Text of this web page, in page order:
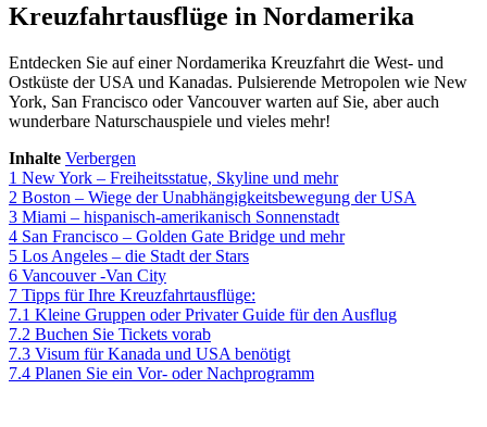
Kreuzfahrtausflüge in Nordamerika
Entdecken Sie auf einer Nordamerika Kreuzfahrt die West- und
Ostküste der USA und Kanadas. Pulsierende Metropolen wie New
York, San Francisco oder Vancouver warten auf Sie, aber auch
wunderbare Naturschauspiele und vieles mehr!
Inhalte Verbergen
1 New York – Freiheitsstatue, Skyline und mehr
2 Boston – Wiege der Unabhängigkeitsbewegung der USA
3 Miami – hispanisch-amerikanisch Sonnenstadt
4 San Francisco – Golden Gate Bridge und mehr
5 Los Angeles – die Stadt der Stars
6 Vancouver -Van City
7 Tipps für Ihre Kreuzfahrtausflüge:
7.1 Kleine Gruppen oder Privater Guide für den Ausflug
7.2 Buchen Sie Tickets vorab
7.3 Visum für Kanada und USA benötigt
7.4 Planen Sie ein Vor- oder Nachprogramm